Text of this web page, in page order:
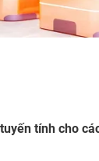
tính cho